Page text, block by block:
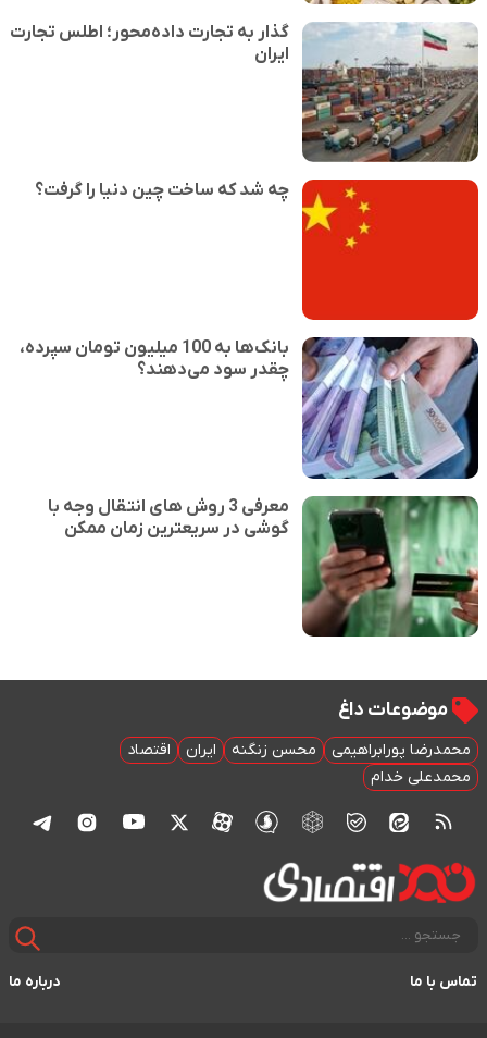
گذار به تجارت داده‌محور؛ اطلس تجارت
ایران
چه شد که ساخت چین دنیا را گرفت؟
بانک‌ها به 100 میلیون تومان سپرده،
چقدر سود می‌دهند؟
معرفی 3 روش های انتقال وجه با
گوشی در سریعترین زمان ممکن
موضوعات داغ
محمدرضا پورابراهیمی محسن زنگنه ایران
اقتصاد
محمدعلی خدام
تماس با ما درباره ما